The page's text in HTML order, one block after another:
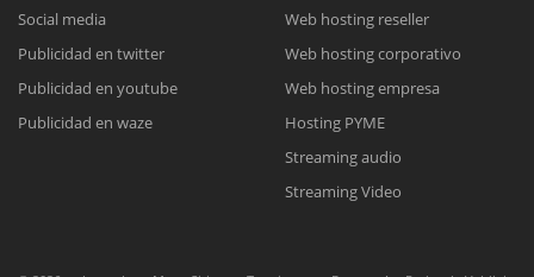
Nuestros ejecutivos le enviarán un correo electrónico con el enlace a
Cotización
Complete el formulario y nos contactaremos a la brevedad.
Chat Online
Todos nuestros ejecutivos están fuera de línea. Complete el formulario
para enviarnos un correo electrónico con sus datos personales.
Social media
Publicidad en twitter
Publicidad en youtube
Publicidad en waze
Web hosting reseller
Web hosting corporativo
Web hosting empresa
Hosting PYME
Streaming audio
Streaming Video